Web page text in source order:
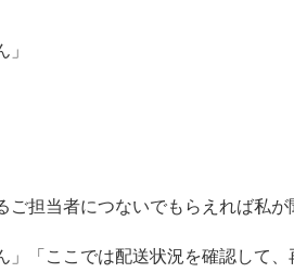
」
ご担当者につないでもらえれば私が
」「ここでは配送状況を確認して